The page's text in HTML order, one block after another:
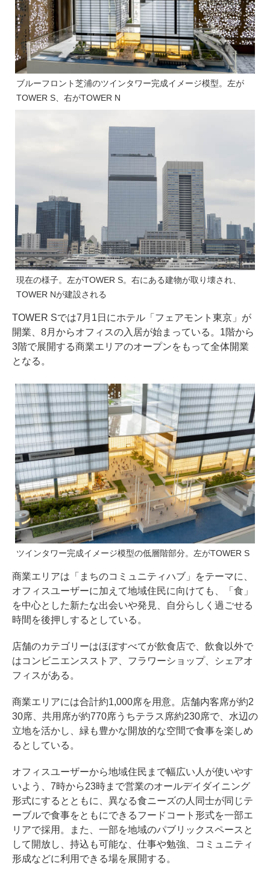
ブルーフロント芝浦のツインタワー完成イメージ模型。左が
TOWER S、右がTOWER N
現在の様子。左がTOWER S。右にある建物が取り壊され、
TOWER Nが建設される
TOWER Sでは7月1日にホテル「フェアモント東京」が
開業、8月からオフィスの入居が始まっている。1階から
3階で展開する商業エリアのオープンをもって全体開業
となる。
ツインタワー完成イメージ模型の低層階部分。左がTOWER S
商業エリアは「まちのコミュニティハブ」をテーマに、
オフィスユーザーに加えて地域住民に向けても、「食」
を中心とした新たな出会いや発見、自分らしく過ごせる
時間を後押しするとしている。
店舗のカテゴリーはほぼすべてが飲食店で、飲食以外で
はコンビニエンスストア、フラワーショップ、シェアオ
フィスがある。
商業エリアには合計約1,000席を用意。店舗内客席が約2
30席、共用席が約770席うちテラス席約230席で、水辺の
立地を活かし、緑も豊かな開放的な空間で食事を楽しめ
るとしている。
オフィスユーザーから地域住民まで幅広い人が使いやす
いよう、7時から23時まで営業のオールデイダイニング
形式にするとともに、異なる食ニーズの人同士が同じテ
ーブルで食事をともにできるフードコート形式を一部エ
リアで採用。また、一部を地域のパブリックスペースと
して開放し、持込も可能な、仕事や勉強、コミュニティ
形成などに利用できる場を展開する。